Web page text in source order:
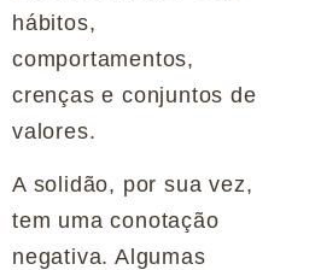
hábitos,
comportamentos,
crenças e conjuntos de
valores.
A solidão, por sua vez,
tem uma conotação
negativa. Algumas